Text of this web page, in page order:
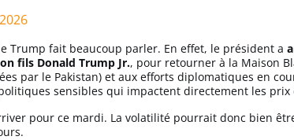
Trump fait beaucoup parler. En effet, le président a
fils Donald Trump Jr., pour retourner à la Maison
par le Pakistan) et aux efforts diplomatiques en
sensibles qui impactent directement les
pour ce mardi. La volatilité pourrait donc bien